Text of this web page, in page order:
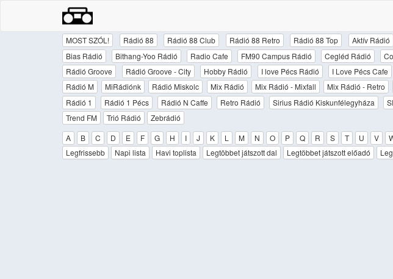
MOST SZÓL! Rádió 88 Rádió 88 Club Rádió 88 Retro Rádió 88 Top Aktív Rádió
Bias Rádió
Bithang-Yoo Rádió Radio Cafe FM90 Campus Rádió Cegléd Rádió
Rádió Groove
Rádió Groove - City Hobby Rádió I love Pécs Rádió I Love Pécs Cafe
Rádió M
MiRádiónk Rádió Miskolc Mix Rádió Mix Rádió - Mixfall Mix Rádió - Retro
Rádió 1
Rádió 1 Pécs Rádió N Caffe Retro Rádió Sirius Rádió Kiskunfélegyháza
Trend FM
Trió Rádió
Zebrádió
A
B C D E F G H I J K L M N O P Q R S T U V
Legfrissebb
Napi lista Havi toplista Legtöbbet játszott dal Legtöbbet játszott előadó